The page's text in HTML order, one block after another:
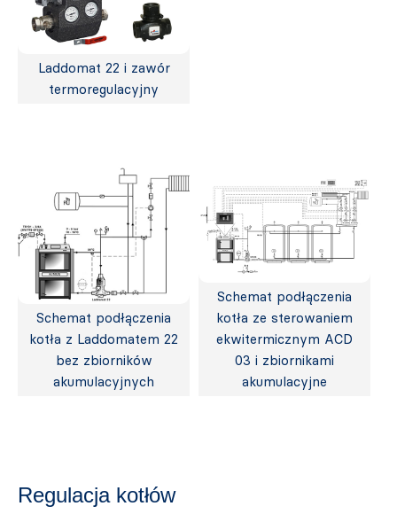
Laddomat 22 i zawór
termoregulacyjny
Schemat podłączenia
kotła z Laddomatem 22
bez zbiorników
akumulacyjnych
Schemat podłączenia
kotła ze sterowaniem
ekwitermicznym ACD
03 i zbiornikami
akumulacyjne
Regulacja kotłów